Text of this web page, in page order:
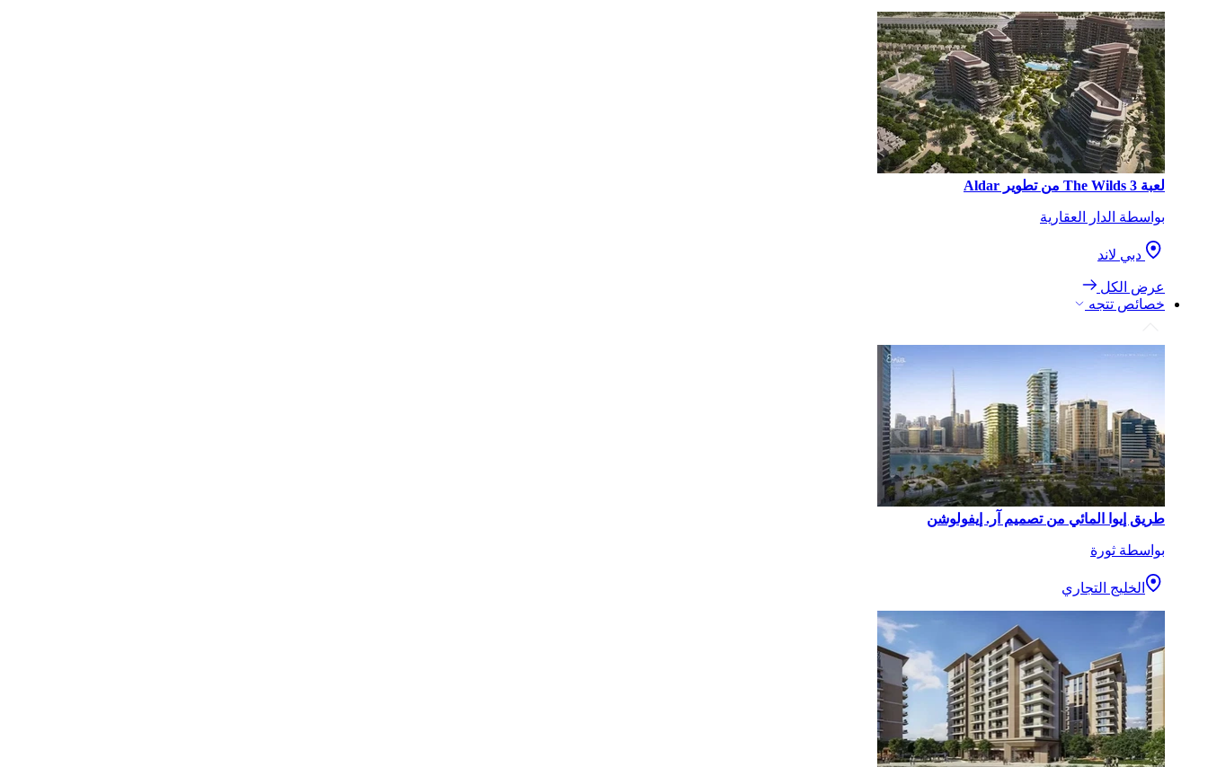
لعبة The Wilds 3 من تطوير Aldar
بواسطة الدار العقارية
دبي لاند
عرض الكل
خصائص تتجه
طريق إيوا المائي من تصميم آر. إيفولوشن
بواسطة ثورة
الخليج التجاري